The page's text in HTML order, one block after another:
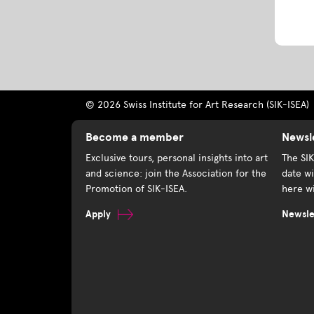
© 2026 Swiss Institute for Art Research (SIK-ISEA)
Become a member
Exclusive tours, personal insights into art
and science: join the Association for the
Promotion of SIK-ISEA.
Apply
The
date
here